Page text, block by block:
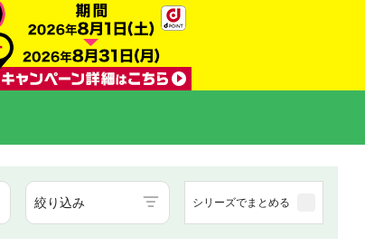
絞り込み シリーズでまとめる